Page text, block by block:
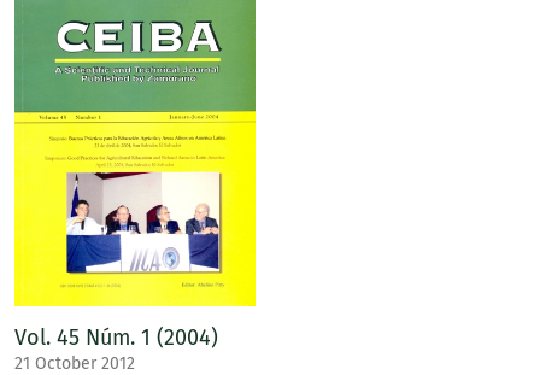
Vol. 45 Núm. 1 (2004)
21 October 2012